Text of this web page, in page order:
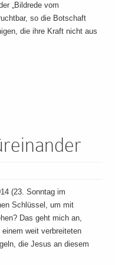
„Bildrede vom
so die Botschaft
die ihre Kraft nicht aus
(23. Sonntag im
Schlüssel, um mit
Das geht mich an,
weit verbreiteten
die Jesus an diesem